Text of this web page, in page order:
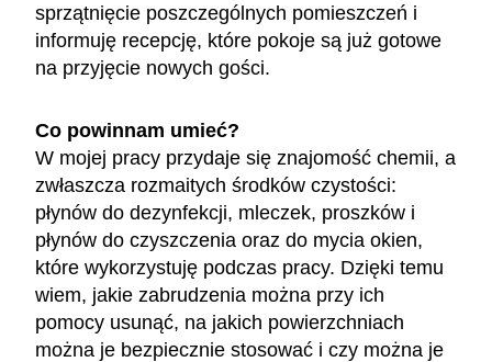
sprzątnięcie poszczególnych pomieszczeń i
informuję recepcję, które pokoje są już gotowe
na przyjęcie nowych gości.
Co powinnam umieć?
W mojej pracy przydaje się znajomość chemii, a
zwłaszcza rozmaitych środków czystości:
płynów do dezynfekcji, mleczek, proszków i
płynów do czyszczenia oraz do mycia okien,
które wykorzystuję podczas pracy. Dzięki temu
wiem, jakie zabrudzenia można przy ich
pomocy usunąć, na jakich powierzchniach
można je bezpiecznie stosować i czy można je